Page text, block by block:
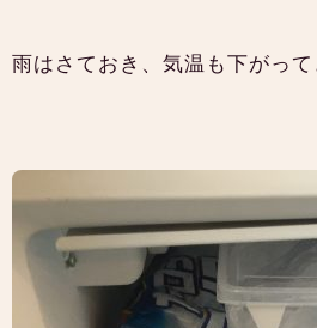
雨はさておき、気温も下がっ